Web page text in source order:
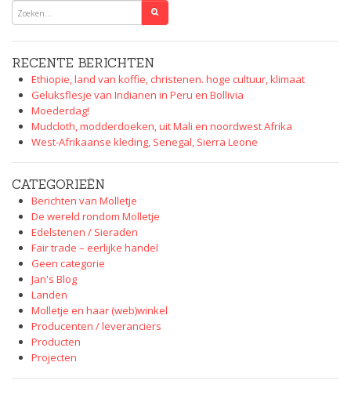
RECENTE BERICHTEN
Ethiopie, land van koffie, christenen. hoge cultuur, klimaat
Geluksflesje van Indianen in Peru en Bollivia
Moederdag!
Mudcloth, modderdoeken, uit Mali en noordwest Afrika
West-Afrikaanse kleding, Senegal, Sierra Leone
CATEGORIEËN
Berichten van Molletje
De wereld rondom Molletje
Edelstenen / Sieraden
Fair trade – eerlijke handel
Geen categorie
Jan's Blog
Landen
Molletje en haar (web)winkel
Producenten / leveranciers
Producten
Projecten